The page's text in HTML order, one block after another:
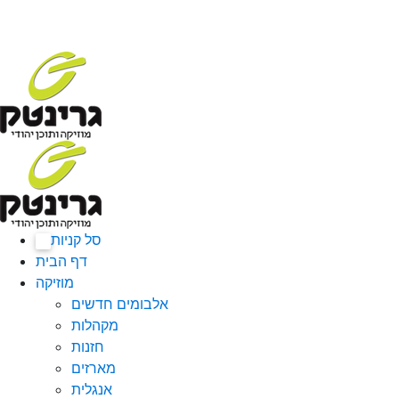
סל קניות
דף הבית
מוזיקה
אלבומים חדשים
מקהלות
חזנות
מארזים
אנגלית